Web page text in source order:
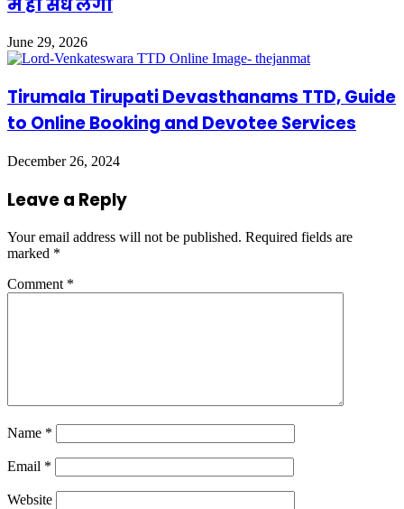
June 29, 2026
Tirumala Tirupati Devasthanams TTD, Guide
to Online Booking and Devotee Services
December 26, 2024
Leave a Reply
Your email address will not be published. Required fields are
marked *
Comment *
Name *
Email *
Website